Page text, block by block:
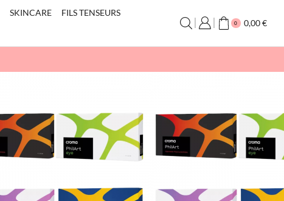
SKINCARE
FILS TENSEURS
0 0,00€